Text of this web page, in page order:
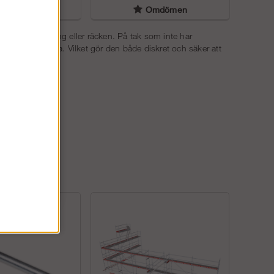
Omdömen
som ställning eller räcken. På tak som inte har
Vilket gör den både diskret och säker att
två punkter.